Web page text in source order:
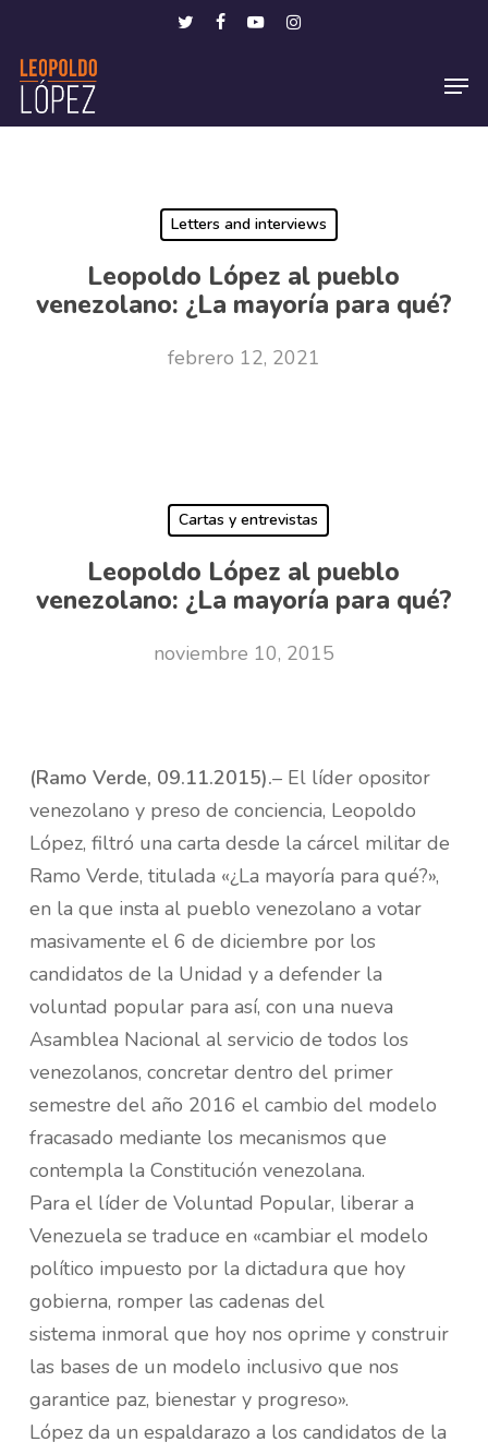
main
content
twitterfacebookyoutubeinstagram
Letters and interviews
Leopoldo López al pueblo
venezolano: ¿La mayoría para qué?
febrero 12, 2021
Cartas y entrevistas
Leopoldo López al pueblo
venezolano: ¿La mayoría para qué?
noviembre 10, 2015
(Ramo Verde, 09.11.2015).– El líder opositor
venezolano y preso de conciencia, Leopoldo
López, filtró una carta desde la cárcel militar de
Ramo Verde, titulada «¿La mayoría para qué?»,
en la que insta al pueblo venezolano a votar
masivamente el 6 de diciembre por los
candidatos de la Unidad y a defender la
voluntad popular para así, con una nueva
Asamblea Nacional al servicio de todos los
venezolanos, concretar dentro del primer
semestre del año 2016 el cambio del modelo
fracasado mediante los mecanismos que
contempla la Constitución venezolana.
Para el líder de Voluntad Popular, liberar a
Venezuela se traduce en «cambiar el modelo
político impuesto por la dictadura que hoy
gobierna, romper las cadenas del
sistema inmoral que hoy nos oprime y construir
las bases de un modelo inclusivo que nos
garantice paz, bienestar y progreso».
López da un espaldarazo a los candidatos de la